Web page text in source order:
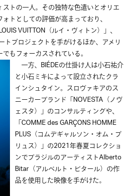
トの一人。その独特な色遣いとオリエ
トとしての評価が高まっており、
VUITTON（ルイ・ヴィトン）」、
トプロジェクトを手がけるほか、アメリ
もフォーカスされている。
一方、BIÉDEの仕掛け人は小石祐介
と小石ミキによって設立されたクラ
インシュタイン。スロヴァキアのス
ニーカーブランド「NOVESTA（ノヴ
ェスタ）」のコンサルティングや、
「COMME des GARÇONS HOMME
PLUS（コムデギャルソン・オム・プ
リュス）」の2021年春夏コレクショ
ンでブラジルのアーティストAlberto
Bitar（アルベルト・ビタール）の作
品を使用した映像を手がけた。